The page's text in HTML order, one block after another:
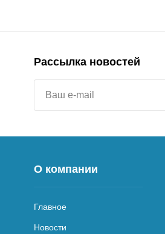
Рассылка новостей
О компании
Главное
Новости